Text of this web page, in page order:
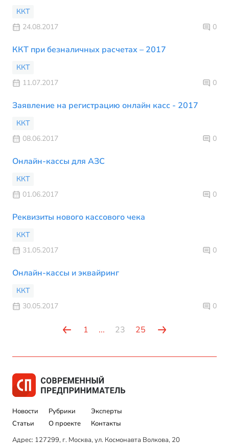
ККТ
24.08.2017
0
ККТ при безналичных расчетах – 2017
ККТ
11.07.2017
0
Заявление на регистрацию онлайн касс - 2017
ККТ
08.06.2017
0
Онлайн-кассы для АЗС
ККТ
01.06.2017
0
Реквизиты нового кассового чека
ККТ
31.05.2017
0
Онлайн-кассы и эквайринг
ККТ
30.05.2017
0
1 ... 23 25
Новости
Статьи
Рубрики
О проекте
Эксперты
Контакты
Адрес: 127299, г. Москва, ул. Космонавта Волкова, 20